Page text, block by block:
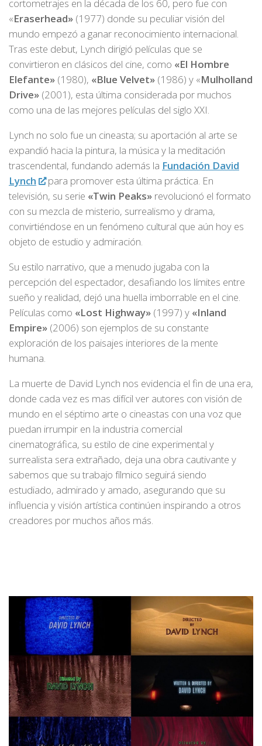
cortometrajes en la década de los 60, pero fue con
«Eraserhead» (1977) donde su peculiar visión del
mundo empezó a ganar reconocimiento internacional.
Tras este debut, Lynch dirigió películas que se
convirtieron en clásicos del cine, como «El Hombre
Elefante» (1980), «Blue Velvet» (1986) y «Mulholland
Drive» (2001), esta última considerada por muchos
como una de las mejores películas del siglo XXI.
Lynch no solo fue un cineasta; su aportación al arte se
expandió hacia la pintura, la música y la meditación
trascendental, fundando además la Fundación David
Lynch
para promover esta última práctica. En
televisión, su serie «Twin Peaks» revolucionó el formato
con su mezcla de misterio, surrealismo y drama,
convirtiéndose en un fenómeno cultural que aún hoy es
objeto de estudio y admiración.
Su estilo narrativo, que a menudo jugaba con la
percepción del espectador, desafiando los límites entre
sueño y realidad, dejó una huella imborrable en el cine.
Películas como «Lost Highway» (1997) y «Inland
Empire» (2006) son ejemplos de su constante
exploración de los paisajes interiores de la mente
humana.
La muerte de David Lynch nos evidencia el fin de una era,
donde cada vez es mas difícil ver autores con visión de
mundo en el séptimo arte o cineastas con una voz que
puedan irrumpir en la industria comercial
cinematográfica, su estilo de cine experimental y
surrealista sera extrañado, deja una obra cautivante y
sabemos que su trabajo fílmico seguirá siendo
estudiado, admirado y amado, asegurando que su
influencia y visión artística continúen inspirando a otros
creadores por muchos años más.